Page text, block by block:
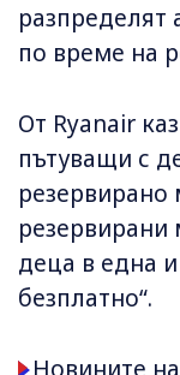
разпределят
по време на
От Ryanair
пътуващи с
резервирано
резервирани
деца в една
безплатно“.